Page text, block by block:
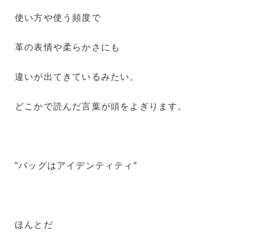
使い方や使う頻度で
革の表情や柔らかさにも
違いが出てきているみたい。
どこかで読んだ言葉が頭をよぎります。
”バッグはアイデンティティ”
ほんとだ